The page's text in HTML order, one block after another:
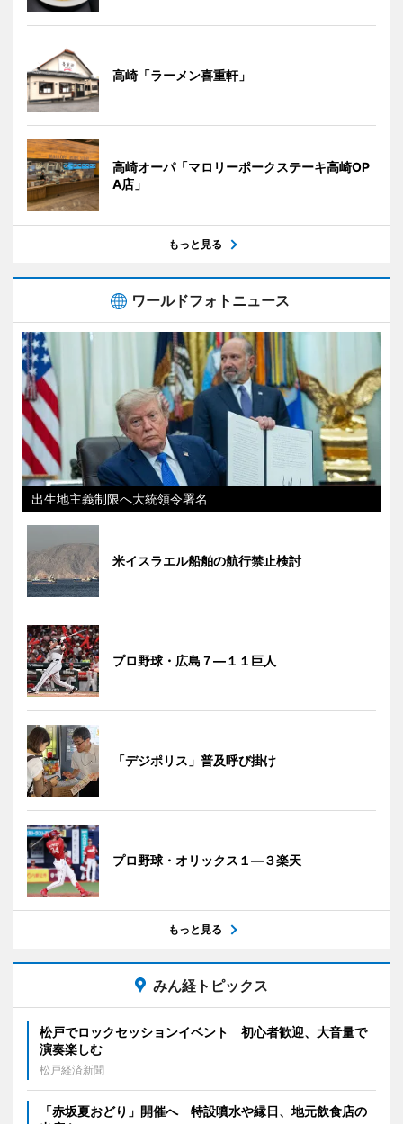
高崎「ラーメン喜重軒」
高崎オーパ「マロリーポークステーキ高崎OP
A店」
もっと見る
ワールドフォトニュース
出生地主義制限へ大統領令署名
米イスラエル船舶の航行禁止検討
プロ野球・広島７―１１巨人
「デジポリス」普及呼び掛け
プロ野球・オリックス１―３楽天
もっと見る
みん経トピックス
松戸でロックセッションイベント 初心者歓迎、大音量で
演奏楽しむ
松戸経済新聞
「赤坂夏おどり」開催へ 特設噴水や縁日、地元飲食店の